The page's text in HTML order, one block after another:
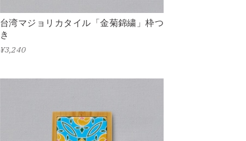
台湾マジョリカタイル「金菊錦繍」枠つ
き
¥3,240